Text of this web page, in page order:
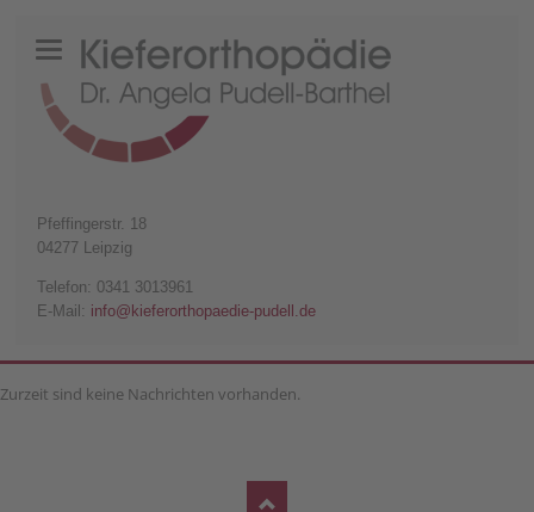
Pfeffingerstr. 18
04277 Leipzig
Telefon: 0341 3013961
E-Mail: info@kieferorthopaedie-pudell.de
Zurzeit sind keine Nachrichten vorhanden.